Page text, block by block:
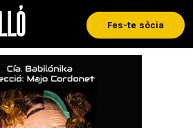
Fes-te sòcia